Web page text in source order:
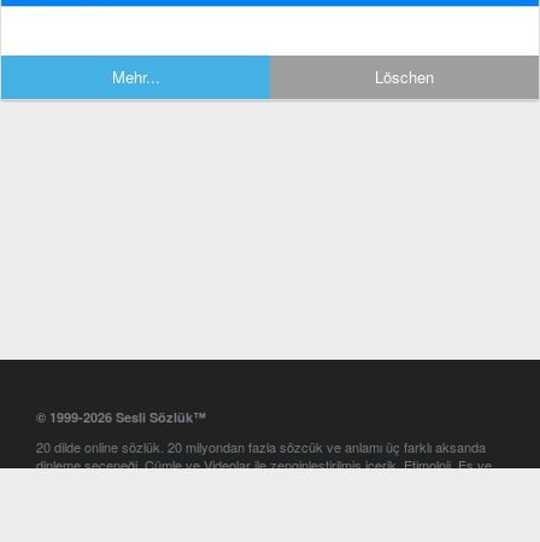
Mehr... Löschen
© 1999-2026 Sesli Sözlük™
20 dilde online sözlük. 20 milyondan fazla sözcük ve anlamı üç farklı aksanda
dinleme seçeneği. Cümle ve Videolar ile zenginleştirilmiş içerik. Etimoloji, Eş ve